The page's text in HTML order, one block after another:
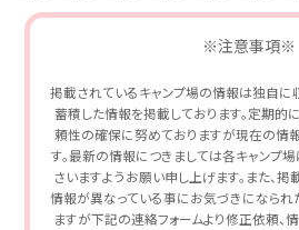
※注意事項※
掲載されているキャンプ場の情報は独自に
蓄積した情報を掲載しております。定期的
頼性の確保に努めておりますが現在の情
す。最新の情報につきましては各キャンプ
さいますようお願い申し上げます。また、
情報が異なっている事にお気づきになら
ますが下記の連絡フォームより修正依頼、